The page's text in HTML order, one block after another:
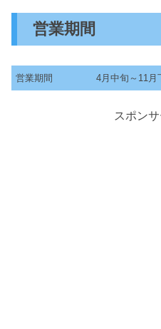
営業期間
営業期間 4月中旬～11月
スポン